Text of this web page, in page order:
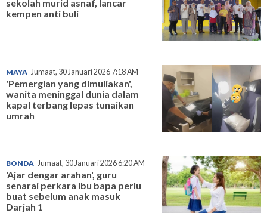
sekolah murid asnaf, lancar
kempen anti buli
MAYA Jumaat, 30 Januari 2026 7:18 AM
'Pemergian yang dimuliakan',
wanita meninggal dunia dalam
kapal terbang lepas tunaikan
umrah
BONDA Jumaat, 30 Januari 2026 6:20 AM
'Ajar dengar arahan', guru
senarai perkara ibu bapa perlu
buat sebelum anak masuk
Darjah 1